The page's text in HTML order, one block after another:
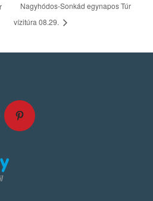
Nagyhódos-Sonkád egynapos Túr
vízitúra 08.29.